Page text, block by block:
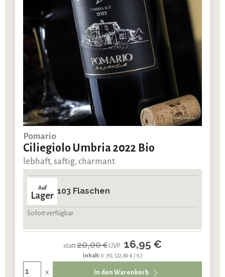
Pomario
Ciliegiolo Umbria 2022 Bio
lebhaft, saftig, charmant
Auf
Lager 103 Flaschen
Sofort verfügbar
statt20,00 €UVP 16,95 €
Inhalt:0.75L (22,60 € / 1L)
x In den Warenkorb